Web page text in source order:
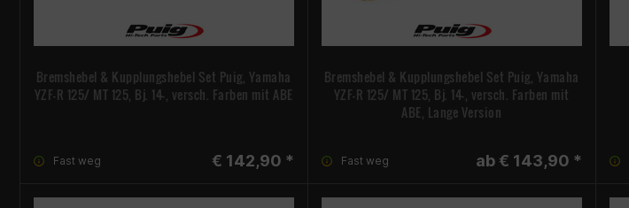
Bremshebel & Kupplungshebel Set Puig, Yamaha
YZF-R 125/ MT 125, Bj. 14-, versch. Farben mit ABE
Fast weg € 142,90 *
Bremshebel & Kupplungshebel Set Puig, Yamaha
YZF-R 125/ MT 125, Bj. 14-, versch. Farben mit
ABE, Lange Version
Fast weg ab € 143,90 *